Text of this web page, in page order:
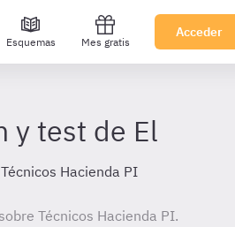
Esquemas Mes gratis
Acceder
y test de El
Hacienda PI
Técnicos Hacienda PI.